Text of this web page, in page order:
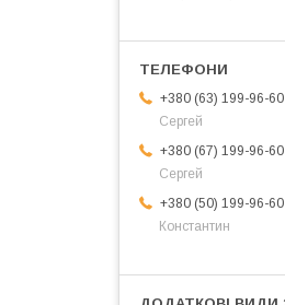
+380 (63) 199-96-60
Сергей
+380 (67) 199-96-60
Сергей
+380 (50) 199-96-60
Константин